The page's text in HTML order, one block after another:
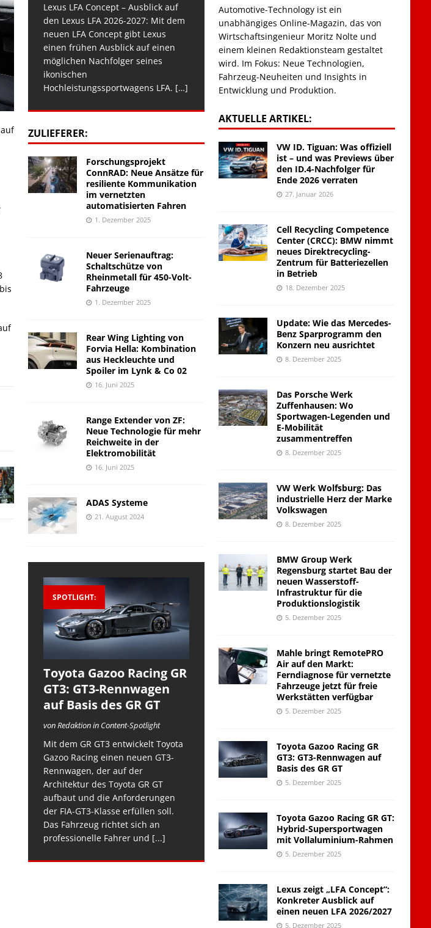
Lexus LFA Concept – Ausblick auf
den Lexus LFA 2026-2027: Mit dem
neuen LFA Concept gibt Lexus
einen frühen Ausblick auf einen
möglichen Nachfolger seines
ikonischen
Hochleistungssportwagens LFA. […]
ZULIEFERER:
Forschungsprojekt
ConnRAD: Neue Ansätze für
resiliente Kommunikation
im vernetzten
automatisierten Fahren
1. Dezember 2025
Neuer Serienauftrag:
Schaltschütze von
Rheinmetall für 450-Volt-
Fahrzeuge
1. Dezember 2025
Rear Wing Lighting von
Forvia Hella: Kombination
aus Heckleuchte und
Spoiler im Lynk & Co 02
16. Juni 2025
Range Extender von ZF:
Neue Technologie für mehr
Reichweite in der
Elektromobilität
16. Juni 2025
ADAS Systeme
21. August 2024
SPOTLIGHT:
Toyota Gazoo Racing GR
GT3: GT3-Rennwagen
auf Basis des GR GT
von Redaktion in Content-Spotlight
Mit dem GR GT3 entwickelt Toyota
Gazoo Racing einen neuen GT3-
Rennwagen, der auf der
Architektur des Toyota GR GT
aufbaut und die Anforderungen
der FIA-GT3-Klasse erfüllen soll.
Das Fahrzeug richtet sich an
professionelle Fahrer und [...]
Automotive-Technology ist ein
unabhängiges Online-Magazin, das von
Wirtschaftsingenieur Moritz Nolte und
einem kleinen Redaktionsteam gestaltet
wird. Im Fokus: Neue Technologien,
Fahrzeug-Neuheiten und Insights in
Entwicklung und Produktion.
AKTUELLE ARTIKEL:
VW ID. Tiguan: Was offiziell
ist – und was Previews über
den ID.4-Nachfolger für
Ende 2026 verraten
27. Januar 2026
Cell Recycling Competence
Center (CRCC): BMW nimmt
neues Direktrecycling-
Zentrum für Batteriezellen
in Betrieb
18. Dezember 2025
Update: Wie das Mercedes-
Benz Sparprogramm den
Konzern neu ausrichtet
8. Dezember 2025
Das Porsche Werk
Zuffenhausen: Wo
Sportwagen-Legenden und
E-Mobilität
zusammentreffen
8. Dezember 2025
VW Werk Wolfsburg: Das
industrielle Herz der Marke
Volkswagen
8. Dezember 2025
BMW Group Werk
Regensburg startet Bau der
neuen Wasserstoff-
Infrastruktur für die
Produktionslogistik
5. Dezember 2025
Mahle bringt RemotePRO
Air auf den Markt:
Ferndiagnose für vernetzte
Fahrzeuge jetzt für freie
Werkstätten verfügbar
5. Dezember 2025
Toyota Gazoo Racing GR
GT3: GT3-Rennwagen auf
Basis des GR GT
5. Dezember 2025
Toyota Gazoo Racing GR GT:
Hybrid-Supersportwagen
mit Vollaluminium-Rahmen
5. Dezember 2025
Lexus zeigt „LFA Concept“:
Konkreter Ausblick auf
einen neuen LFA 2026/2027
5. Dezember 2025